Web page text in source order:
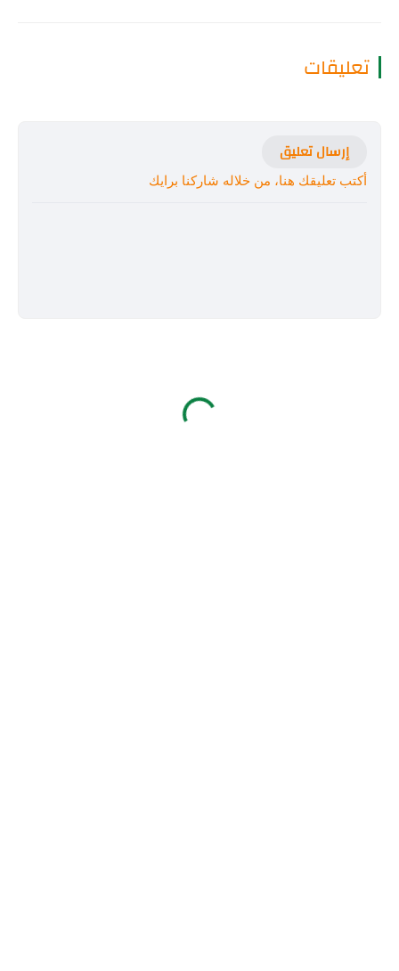
تعليقات
إرسال تعليق
أكتب تعليقك هنا، من خلاله شاركنا برايك